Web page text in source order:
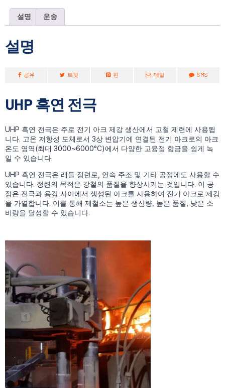
설명 운송
설명
공유 트윗 핀 메일 SMS
UHP 흑연 전극
UHP 흑연 전극은 주로 전기 아크 제강 생산에서 고철 제련에 사용됩
니다. 고온 저항성 도체로서 3상 변압기에 연결된 전기 아크로의 아크
온도 영역(최대 3000~6000°C)에서 다양한 고융점 합금을 쉽게 녹
일 수 있습니다.
UHP 흑연 전극은 래들 정련로, 연속 주조 및 기타 공정에도 사용할 수
있습니다. 정련의 목적은 강철의 품질을 향상시키는 것입니다. 이 공
정은 전극과 용강 사이에서 생성된 아크를 사용하여 전기 아크로 제강
을 가열합니다. 이를 통해 제철소는 높은 생산량, 높은 품질, 낮은 소
비량을 달성할 수 있습니다.